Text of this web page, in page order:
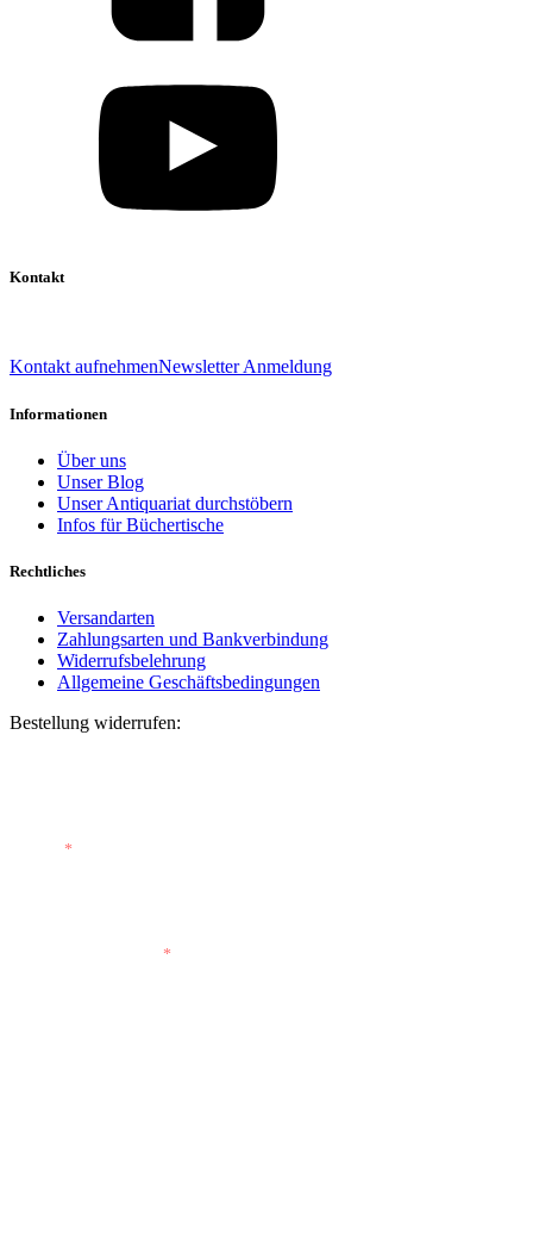
Kontakt
Kontakt aufnehmenNewsletter Anmeldung
Informationen
Über uns
Unser Blog
Unser Antiquariat durchstöbern
Infos für Büchertische
Rechtliches
Versandarten
Zahlungsarten und Bankverbindung
Widerrufsbelehrung
Allgemeine Geschäftsbedingungen
Bestellung widerrufen:
*
*